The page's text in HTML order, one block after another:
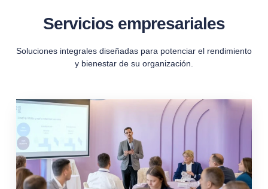
Servicios empresariales
Soluciones integrales diseñadas para potenciar el rendimiento
y bienestar de su organización.